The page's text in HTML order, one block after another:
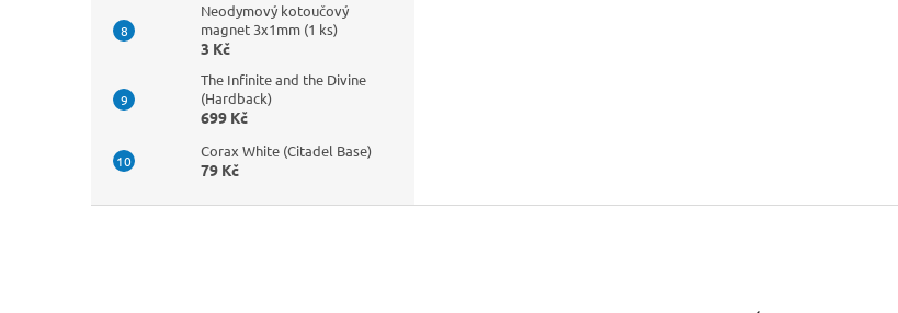
Neodymový kotoučový
magnet 3x1mm (1 ks)
3 Kč
The Infinite and the Divine
(Hardback)
699 Kč
Corax White (Citadel Base)
79 Kč